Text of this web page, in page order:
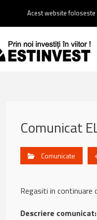
0237 238 900 |Email :
Comunicat
Comunicate
Regasiti in continuare
Descriere comunicat:
Acest website